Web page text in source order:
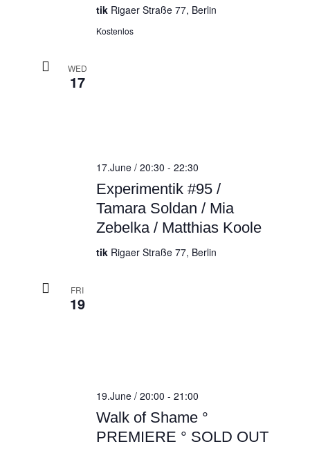
tik Rigaer Straße 77, Berlin
Kostenlos
WED
17
Experimentik #95 /
Tamara Soldan / Mia
Zebelka / Matthias Koole
17.June / 20:30 - 22:30
tik Rigaer Straße 77, Berlin
FRI
19
Walk of Shame °
PREMIERE ° SOLD OUT
19.June / 20:00 - 21:00